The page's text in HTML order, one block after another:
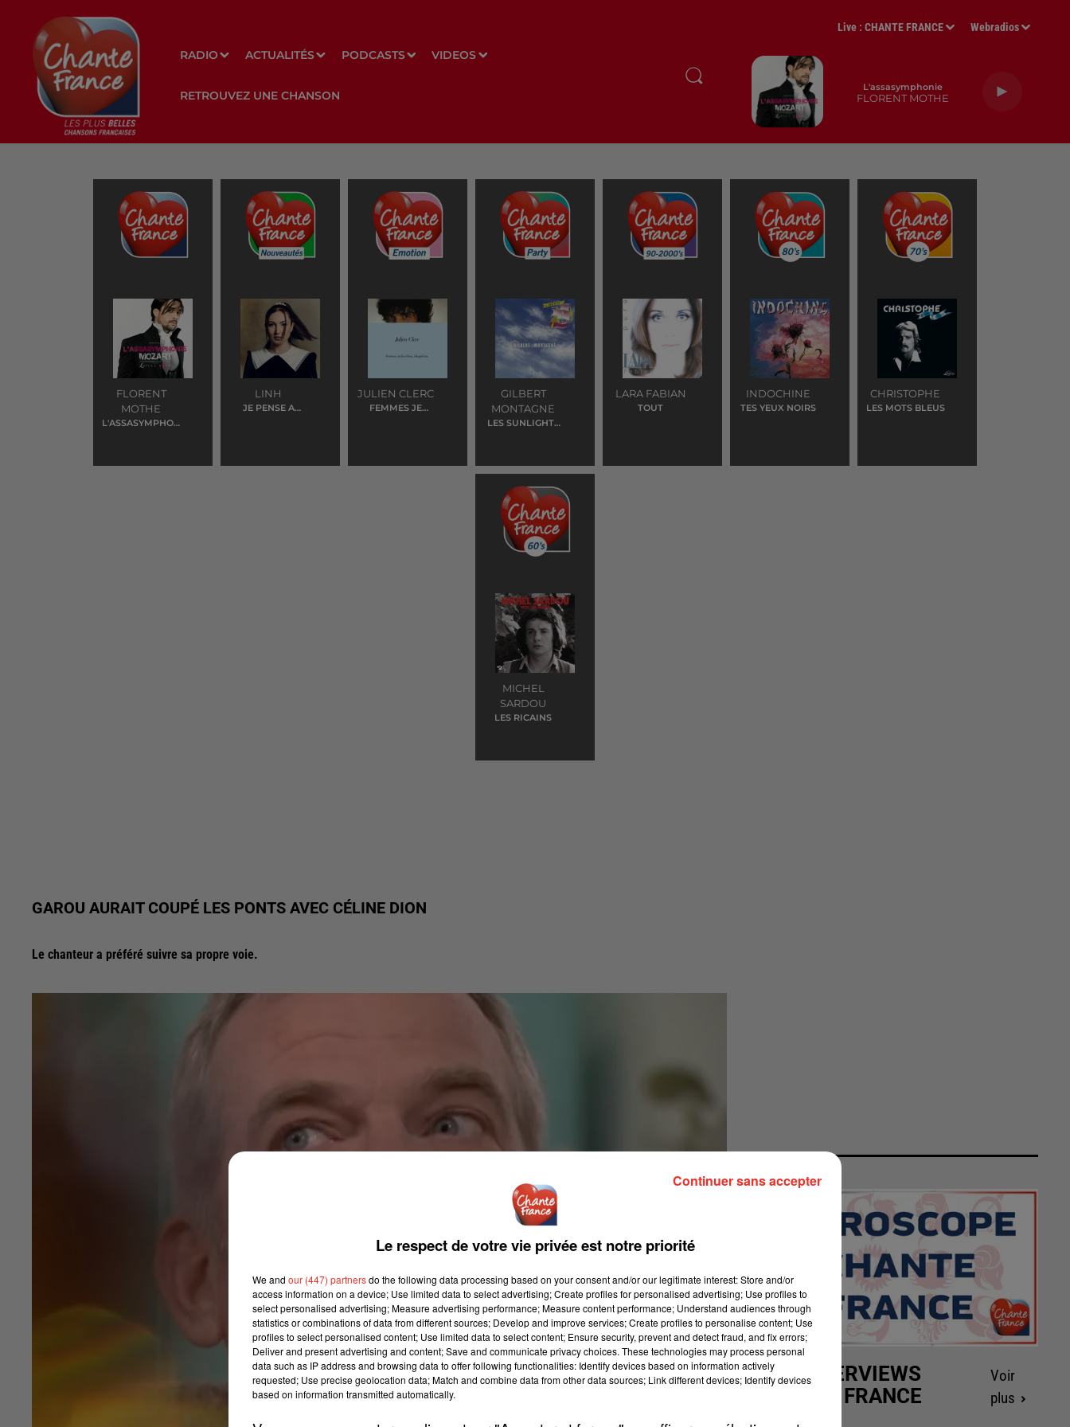
RADIO ACTUALITÉS PODCASTS VIDEOS
RETROUVEZ UNE CHANSON
Live :CHANTE FRANCE Webradios
L'assasymphonie
FLORENT MOTHE
FLORENT
MOTHE
L'ASSASYMPHON
LINH
JE PENSE A
JULIEN CLERC
FEMMES JE
GILBERT
MONTAGNE
LES SUNLIGHTS
LARA FABIAN
TOUT
INDOCHINE
TES YEUX NOIRS
CHRISTOPHE
LES MOTS BLEUS
MICHEL
SARDOU
LES RICAINS
GAROU AURAIT COUPÉ LES PONTS AVEC CÉLINE DION
Le chanteur a préféré suivre sa propre voie.
LES INTERVIEWS
CHANTE FRANCE
Voir
plus
Le respect de votre vie privée est notre priorité
We and our (447) partnersdo the following data processing based on your consent and/or our legitimate interest: Store and/or
access information on a device; Use limited data to select advertising; Create profiles for personalised advertising; Use profiles to
select personalised advertising; Measure advertising performance; Measure content performance; Understand audiences through
statistics or combinations of data from different sources; Develop and improve services; Create profiles to personalise content; Use
profiles to select personalised content; Use limited data to select content; Ensure security, prevent and detect fraud, and fix errors;
Deliver and present advertising and content; Save and communicate privacy choices. These technologies may process personal
data such as IP address and browsing data to offer following functionalities: Identify devices based on information actively
requested; Use precise geolocation data; Match and combine data from other data sources; Link different devices; Identify devices
based on information transmitted automatically.
Continuer sans accepter